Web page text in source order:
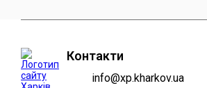
Контакти
info@xp.kharkov.ua